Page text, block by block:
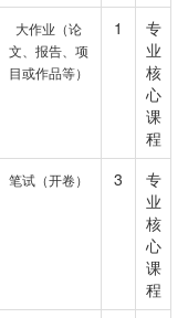
大作业（论
文、报告、项
目或作品等）
1
专
业
核
心
课
程
笔试（开卷） 3
专
业
核
心
课
程